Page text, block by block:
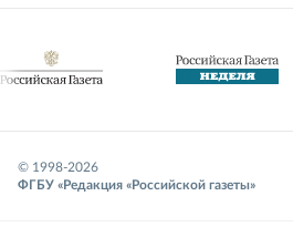
© 1998-2026
ФГБУ «Редакция «Российской газеты»